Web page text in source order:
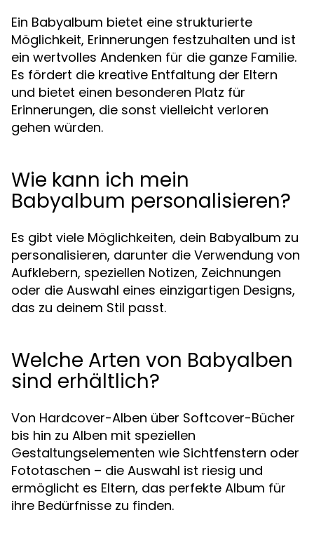
Ein Babyalbum bietet eine strukturierte
Möglichkeit, Erinnerungen festzuhalten und ist
ein wertvolles Andenken für die ganze Familie.
Es fördert die kreative Entfaltung der Eltern
und bietet einen besonderen Platz für
Erinnerungen, die sonst vielleicht verloren
gehen würden.
Wie kann ich mein
Babyalbum personalisieren?
Es gibt viele Möglichkeiten, dein Babyalbum zu
personalisieren, darunter die Verwendung von
Aufklebern, speziellen Notizen, Zeichnungen
oder die Auswahl eines einzigartigen Designs,
das zu deinem Stil passt.
Welche Arten von Babyalben
sind erhältlich?
Von Hardcover-Alben über Softcover-Bücher
bis hin zu Alben mit speziellen
Gestaltungselementen wie Sichtfenstern oder
Fototaschen – die Auswahl ist riesig und
ermöglicht es Eltern, das perfekte Album für
ihre Bedürfnisse zu finden.